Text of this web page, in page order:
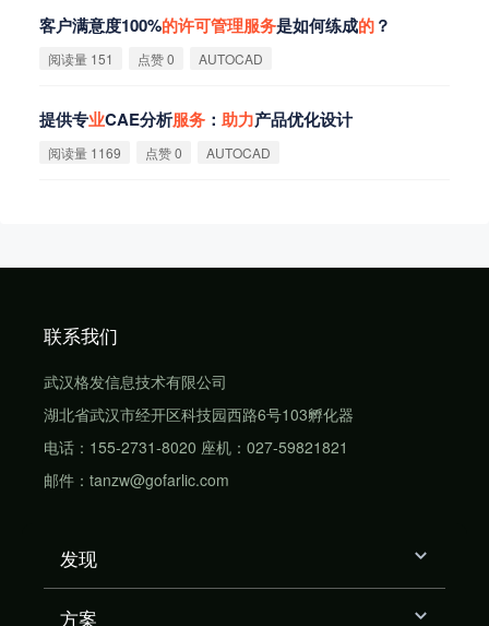
客户满意度100%的许可管理服务是如何练成的？
阅读量 151 点赞 0 AUTOCAD
提供专业CAE分析服务 ： 助力产品优化设计
阅读量 1169 点赞 0 AUTOCAD
联系我们
武汉格发信息技术有限公司
湖北省武汉市经开区科技园西路6号103孵化器
电话：155-2731-8020 座机：027-59821821
邮件：tanzw@gofarlic.com
发现
方案